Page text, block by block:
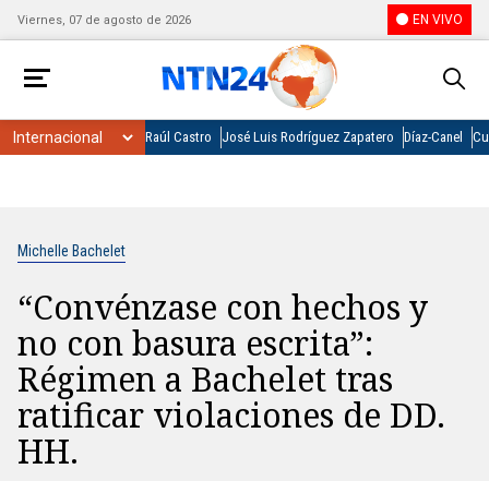
Viernes, 07 de agosto de 2026 EN VIVO
Raúl Castro José Luis Rodríguez Zapatero Díaz-Canel
Michelle Bachelet
“Convénzase con hechos y
no con basura escrita”:
Régimen a Bachelet tras
ratificar violaciones de DD.
HH.